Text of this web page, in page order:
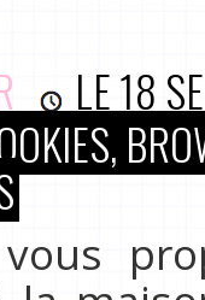
LE18
vous